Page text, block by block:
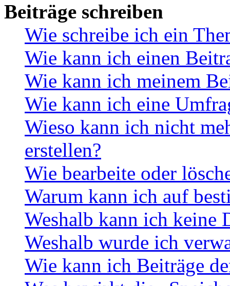
Beiträge schreiben
Wie schreibe ich ein
Wie kann ich einen
Wie kann ich meinem
Wie kann ich eine
Wieso kann ich nicht
erstellen?
Wie bearbeite oder
Warum kann ich auf
Weshalb kann ich keine
Weshalb wurde ich
Wie kann ich Beiträge